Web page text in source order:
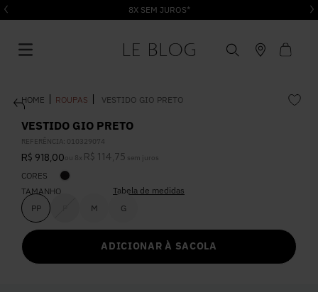
8X SEM JUROS*
ROUPAS VESTIDO GIO PRETO
VESTIDO GIO PRETO
REFERÊNCIA: 010329074
R$ 918,00 ou 8 x R$ 114 75 sem juros
CORES
TAMANHO
PP
M G
Tabela de medidas
ADICIONAR À SACOLA
1º Vestido
2 Roupas